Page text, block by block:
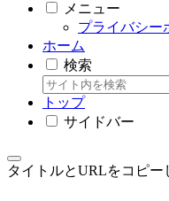
メニュー
プライバシー
ホーム
検索
トップ
サイドバー
タイトルとURLをコピー